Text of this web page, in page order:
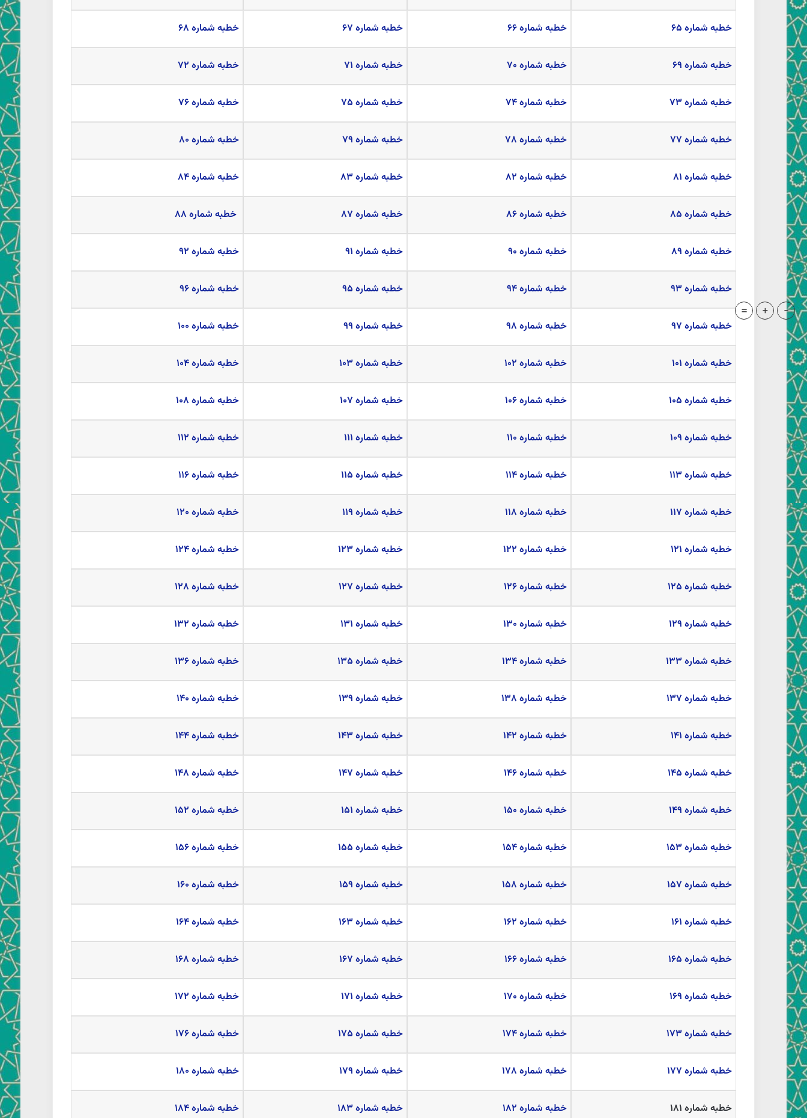
خطبه شماره ۶۵ خطبه شماره ۶۶ خطبه شماره ۶۷ خطبه شماره ۶۸
خطبه شماره ۶۹ خطبه شماره ۷۰ خطبه شماره ۷۱ خطبه شماره ۷۲
خطبه شماره ۷۳ خطبه شماره ۷۴ خطبه شماره ۷۵ خطبه شماره ۷۶
خطبه شماره ۷۷ خطبه شماره ۷۸ خطبه شماره ۷۹ خطبه شماره ۸۰
خطبه شماره ۸۱ خطبه شماره ۸۲ خطبه شماره ۸۳ خطبه شماره ۸۴
خطبه شماره ۸۵ خطبه شماره ۸۶ خطبه شماره ۸۷ خطبه شماره ۸۸
خطبه شماره ۸۹ خطبه شماره ۹۰ خطبه شماره ۹۱ خطبه شماره ۹۲
خطبه شماره ۹۳ خطبه شماره ۹۴ خطبه شماره ۹۵ خطبه شماره ۹۶
خطبه شماره ۹۷ خطبه شماره ۹۸ خطبه شماره ۹۹ خطبه شماره ۱۰۰
خطبه شماره ۱۰۱ خطبه شماره ۱۰۲ خطبه شماره ۱۰۳ خطبه شماره ۱۰۴
خطبه شماره ۱۰۵ خطبه شماره ۱۰۶ خطبه شماره ۱۰۷ خطبه شماره ۱۰۸
خطبه شماره ۱۰۹ خطبه شماره ۱۱۰ خطبه شماره ۱۱۱ خطبه شماره ۱۱۲
خطبه شماره ۱۱۳ خطبه شماره ۱۱۴ خطبه شماره ۱۱۵ خطبه شماره ۱۱۶
خطبه شماره ۱۱۷ خطبه شماره ۱۱۸ خطبه شماره ۱۱۹ خطبه شماره ۱۲۰
خطبه شماره ۱۲۱ خطبه شماره ۱۲۲ خطبه شماره ۱۲۳ خطبه شماره ۱۲۴
خطبه شماره ۱۲۵ خطبه شماره ۱۲۶ خطبه شماره ۱۲۷ خطبه شماره ۱۲۸
خطبه شماره ۱۲۹ خطبه شماره ۱۳۰ خطبه شماره ۱۳۱ خطبه شماره ۱۳۲
خطبه شماره ۱۳۳ خطبه شماره ۱۳۴ خطبه شماره ۱۳۵ خطبه شماره ۱۳۶
خطبه شماره ۱۳۷ خطبه شماره ۱۳۸ خطبه شماره ۱۳۹ خطبه شماره ۱۴۰
خطبه شماره ۱۴۱ خطبه شماره ۱۴۲ خطبه شماره ۱۴۳ خطبه شماره ۱۴۴
خطبه شماره ۱۴۵ خطبه شماره ۱۴۶ خطبه شماره ۱۴۷ خطبه شماره ۱۴۸
خطبه شماره ۱۴۹ خطبه شماره ۱۵۰ خطبه شماره ۱۵۱ خطبه شماره ۱۵۲
خطبه شماره ۱۵۳ خطبه شماره ۱۵۴ خطبه شماره ۱۵۵ خطبه شماره ۱۵۶
خطبه شماره ۱۵۷ خطبه شماره ۱۵۸ خطبه شماره ۱۵۹ خطبه شماره ۱۶۰
خطبه شماره ۱۶۱ خطبه شماره ۱۶۲ خطبه شماره ۱۶۳ خطبه شماره ۱۶۴
خطبه شماره ۱۶۵ خطبه شماره ۱۶۶ خطبه شماره ۱۶۷ خطبه شماره ۱۶۸
خطبه شماره ۱۶۹ خطبه شماره ۱۷۰ خطبه شماره ۱۷۱ خطبه شماره ۱۷۲
خطبه شماره ۱۷۳ خطبه شماره ۱۷۴ خطبه شماره ۱۷۵ خطبه شماره ۱۷۶
خطبه شماره ۱۷۷ خطبه شماره ۱۷۸ خطبه شماره ۱۷۹ خطبه شماره ۱۸۰
خطبه شماره ۱۸۱ خطبه شماره ۱۸۲ خطبه شماره ۱۸۳ خطبه شماره ۱۸۴
-
+
=